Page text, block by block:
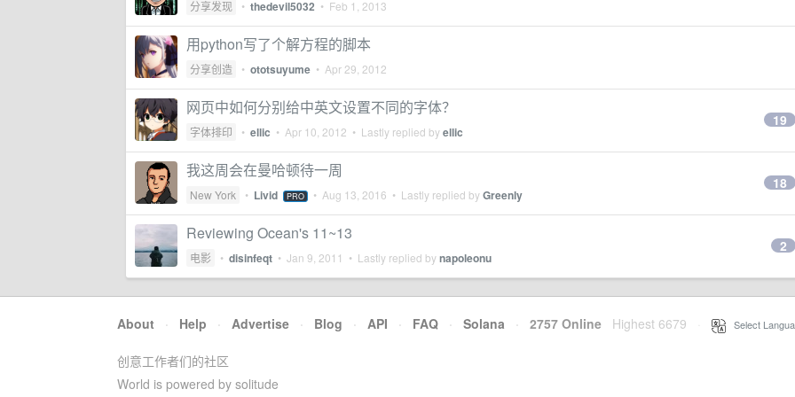
分享发现 • thedevil5032 • Feb 1, 2013
用python写了个解方程的脚本
分享创造 • ototsuyume • Apr 29, 2012
网页中如何分别给中英文设置不同的字体？
字体排印 • ellic • Apr 10, 2012 • Lastly replied byellic
19
我这周会在曼哈顿待一周
New York • Livid PRO • Aug 13, 2016 • Lastly replied byGreenly
18
Reviewing Ocean's 11~13
电影 • disinfeqt • Jan 9, 2011 • Lastly replied bynapoleonu
2
About · Help · Advertise · Blog · API · FAQ · Solana · 2757 Online Highest 6679 Select
创意工作者们的社区
World is powered by solitude